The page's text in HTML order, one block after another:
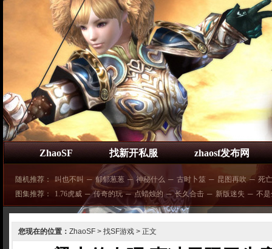
ZhaoSF 找新开私服 zhaosf发布网
随机推荐： 叫也不叫 ─ 郁郁葱葱 ─ 神秘什么 ─ 古时卜筮 ─ 昆图再吹 ─ 死
图集推荐：
1.76虎威 ─ 传奇的玩 ─ 点蜡烛的 ─ 长久合击 ─ 新版迷失 ─ 不
您现在的位置： ZhaoSF > 找SF游戏 > 正文